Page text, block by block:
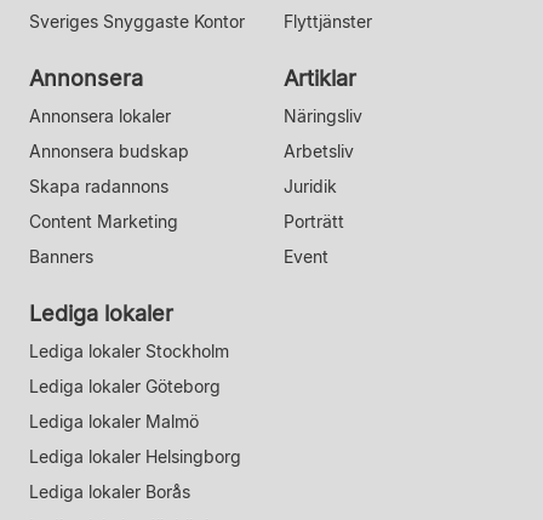
Sveriges Snyggaste Kontor
Flyttjänster
Annonsera
Annonsera lokaler
Annonsera budskap
Skapa radannons
Content Marketing
Banners
Artiklar
Näringsliv
Arbetsliv
Juridik
Porträtt
Event
Lediga lokaler
Lediga lokaler Stockholm
Lediga lokaler Göteborg
Lediga lokaler Malmö
Lediga lokaler Helsingborg
Lediga lokaler Borås